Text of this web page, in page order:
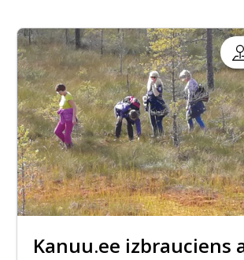
Kanuu.ee izbrauciens